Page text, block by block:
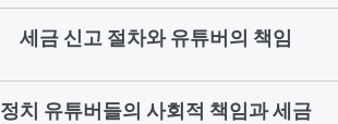
세금 신고 절차와 유튜버의 책임
정치 유튜버들의 사회적 책임과 세금